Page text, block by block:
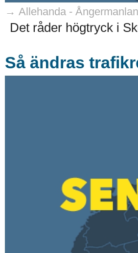
→ Allehanda -
Det råder högtryck i
Så ändras